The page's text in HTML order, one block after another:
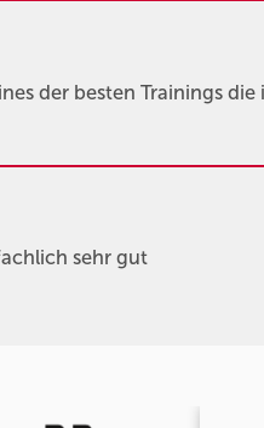
der besten Trainings
sehr gut